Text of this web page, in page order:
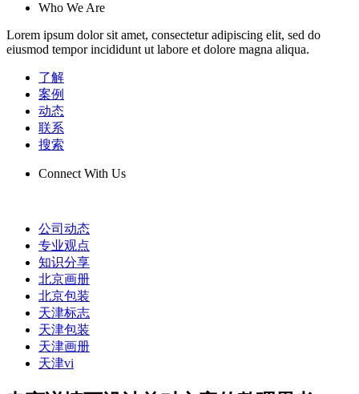
Who We Are
Lorem ipsum dolor sit amet, consectetur adipiscing elit, sed do
eiusmod tempor incididunt ut labore et dolore magna aliqua.
了解
案例
动态
联系
搜索
Connect With Us
公司动态
专业观点
知识分享
北京画册
北京包装
天津标志
天津包装
天津画册
天津vi